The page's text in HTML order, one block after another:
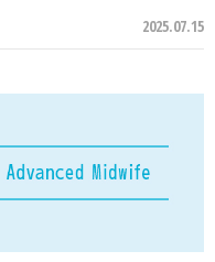
2025.07.15